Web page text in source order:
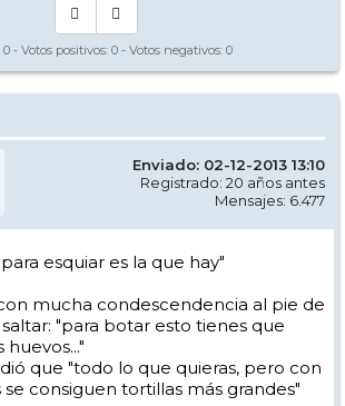
0 - Votos positivos: 0 - Votos negativos: 0
Enviado: 02-12-2013 13:10
Registrado: 20 años antes
Mensajes: 6.477
esquiar es la que hay"
mucha condescendencia al pie de
"para botar esto tienes que
que "todo lo que quieras, pero con
consiguen tortillas más grandes"